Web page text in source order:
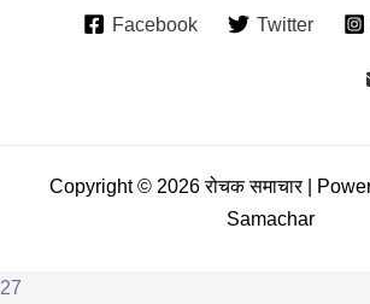
Facebook Twitter
Copyright © 2026 रोचक समाचार |
Samachar
27